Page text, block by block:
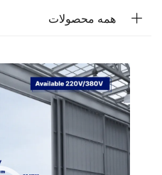
همه محصولات